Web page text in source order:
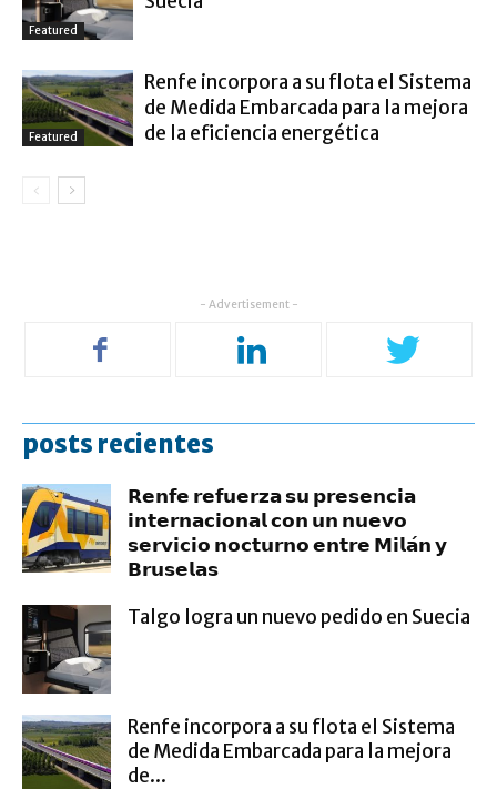
Featured
Featured
Renfe incorpora a su flota el Sistema
de Medida Embarcada para la mejora
de la eficiencia energética
- Advertisement -
posts recientes
𝗥𝗲𝗻𝗳𝗲 𝗿𝗲𝗳𝘂𝗲𝗿𝘇𝗮 𝘀𝘂 𝗽𝗿𝗲𝘀𝗲𝗻𝗰𝗶𝗮
𝗶𝗻𝘁𝗲𝗿𝗻𝗮𝗰𝗶𝗼𝗻𝗮𝗹 𝗰𝗼𝗻 𝘂𝗻 𝗻𝘂𝗲𝘃𝗼
𝘀𝗲𝗿𝘃𝗶𝗰𝗶𝗼 𝗻𝗼𝗰𝘁𝘂𝗿𝗻𝗼 𝗲𝗻𝘁𝗿𝗲 𝗠𝗶𝗹𝗮́𝗻 𝘆
𝗕𝗿𝘂𝘀𝗲𝗹𝗮𝘀
Talgo logra un nuevo pedido en Suecia
Renfe incorpora a su flota el Sistema
de Medida Embarcada para la mejora
de...